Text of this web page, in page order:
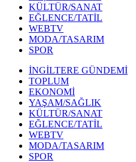
KÜLTÜR/SANAT
EĞLENCE/TATİL
WEBTV
MODA/TASARIM
SPOR
İNGİLTERE GÜNDEMİ
TOPLUM
EKONOMİ
YAŞAM/SAĞLIK
KÜLTÜR/SANAT
EĞLENCE/TATİL
WEBTV
MODA/TASARIM
SPOR